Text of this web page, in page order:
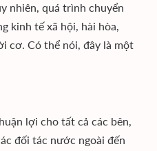
nhiên, quá trình chuyển
kinh tế xã hội, hài hòa,
cơ. Có thể nói, đây là một
lợi cho tất cả các bên,
đối tác nước ngoài đến